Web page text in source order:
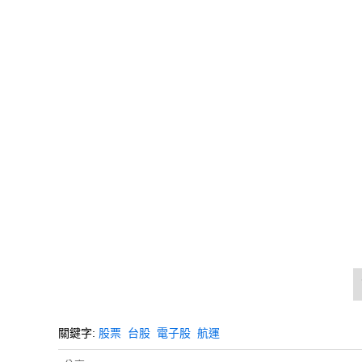
關鍵字: 股票 台股 電子股 航運